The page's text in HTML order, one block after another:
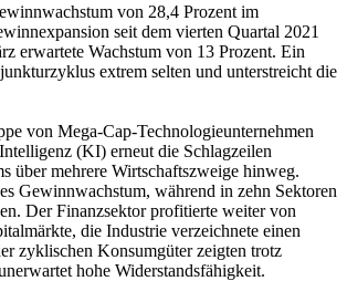
von 28,4 Prozent im
seit dem vierten Quartal 2021
erwartete Wachstum von 13 Prozent. Ein
extrem selten und unterstreicht die
von Mega-Cap-Technologieunternehmen
(KI) erneut die Schlagzeilen
über mehrere Wirtschaftszweige hinweg.
Gewinnwachstum, während in zehn Sektoren
Der Finanzsektor profitierte weiter von
die Industrie verzeichnete einen
zyklischen Konsumgüter zeigten trotz
hohe Widerstandsfähigkeit.